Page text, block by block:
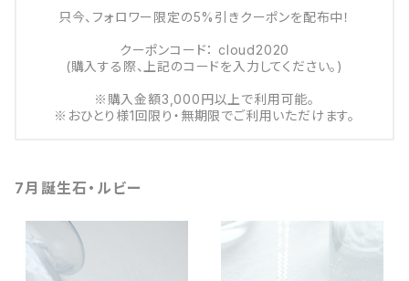
只今、フォロワー限定の5%引きクーポンを配布中！
クーポンコード： cloud2020
(購入する際、上記のコードを入力してください。)
※購入金額3,000円以上で利用可能。
※おひとり様1回限り・無期限でご利用いただけます。
7月誕生石・ルビー